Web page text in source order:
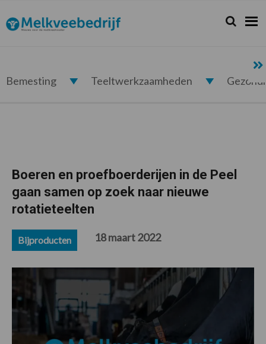
de
hoofdnavigatie
de
hoofd
de
eerste
de
voettekst
Melkveebedrijf.nl Zoeken...
Zoek
Bemesting Teeltwerkzaamheden
Boeren en proefboerderijen in de Peel
gaan samen op zoek naar nieuwe
rotatieteelten
Bijproducten 18 maart 2022